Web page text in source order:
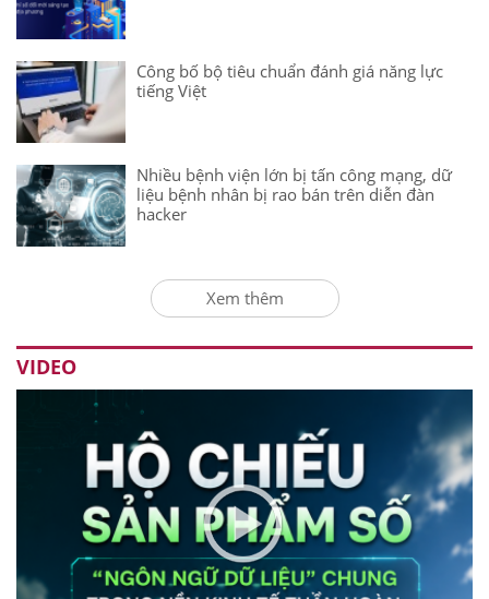
Công bố bộ tiêu chuẩn đánh giá năng lực
tiếng Việt
Nhiều bệnh viện lớn bị tấn công mạng, dữ
liệu bệnh nhân bị rao bán trên diễn đàn
hacker
Xem thêm
VIDEO